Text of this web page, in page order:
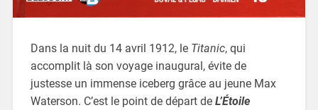
Dans la nuit du 14 avril 1912, le Titanic, qui
accomplit là son voyage inaugural, évite de
justesse un immense iceberg grâce au jeune Max
Waterson. C’est le point de départ de L’Étoile